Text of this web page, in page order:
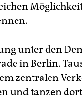
unter den
in Berlin.
zentralen
und tanzen